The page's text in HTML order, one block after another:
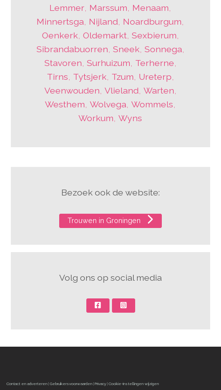
Lemmer, Marssum, Menaam,
Minnertsga, Nijland, Noardburgum,
Oenkerk, Oldemarkt, Sexbierum,
Sibrandabuorren, Sneek, Sonnega,
Stavoren, Surhuizum, Terherne,
Tirns, Tytsjerk, Tzum, Ureterp,
Veenwouden, Vlieland, Warten,
Westhem,Wolvega,Wommels,
Workum,Wyns
Bezoek ook de website:
Trouwen in Groningen
Volg ons op social media
Contact en adverteren |Gebruikersvoorwaarden |Privacy |Cookie-instellingen wijzigen